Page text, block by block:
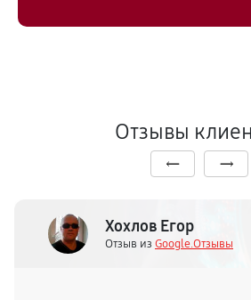
Отзывы
Хохлов Егор
Отзыв из Google.Отзывы